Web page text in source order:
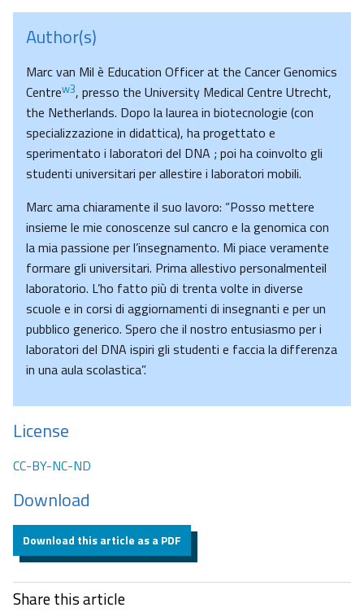
Author(s)
Marc van Mil è Education Officer at the Cancer Genomics
Centrew3, presso the University Medical Centre Utrecht,
the Netherlands. Dopo la laurea in biotecnologie (con
specializzazione in didattica), ha progettato e
sperimentato i laboratori del DNA ; poi ha coinvolto gli
studenti universitari per allestire i laboratori mobili.
Marc ama chiaramente il suo lavoro: “Posso mettere
insieme le mie conoscenze sul cancro e la genomica con
la mia passione per l’insegnamento. Mi piace veramente
formare gli universitari. Prima allestivo personalmenteil
laboratorio. L’ho fatto più di trenta volte in diverse
scuole e in corsi di aggiornamenti di insegnanti e per un
pubblico generico. Spero che il nostro entusiasmo per i
laboratori del DNA ispiri gli studenti e faccia la differenza
in una aula scolastica”.
License
CC-BY-NC-ND
Download
Download this article as a PDF
Share this article